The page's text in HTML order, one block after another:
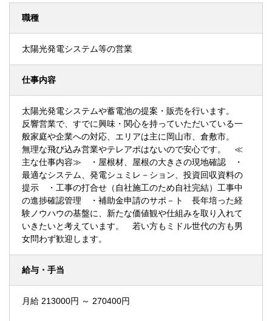
職種
太陽光発電システム等の営業
仕事内容
太陽光発電システムや蓄電池の提案・販売を行います。
反響営業で、すでに興味・関心を持っていただいている一
般家庭や企業への対応、エリアは主に岡山市、倉敷市。
無理な飛び込み営業やテレアポはないので安心です。 ≪
主な仕事内容≫ ・屋根材、屋根の大きさの現地確認 ・
最適なシステム、発電シュミレ－ション、投資回収資料の
提示 ・工事の打合せ（自社施工のため自社完結）工事中
の進捗確認管理 ・補助金申請のサポ－ト 長年培った経
験ノウハウの基盤に、新たな価値観や仕組みを取り入れて
いきたいと考えています。 若い方もミドル世代の方も男
女問わず歓迎します。
給与・手当
月給 213000円 ～ 270400円